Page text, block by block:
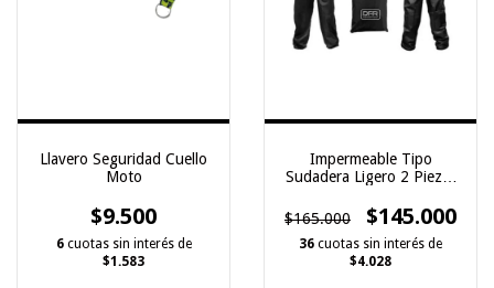
Llavero Seguridad Cuello
Moto
$9.500
6cuotas sin interés de
$1.583
Impermeable Tipo
Sudadera Ligero 2 Piezas
$165.000
$145.000
36 cuotas sin interés de
$4.028